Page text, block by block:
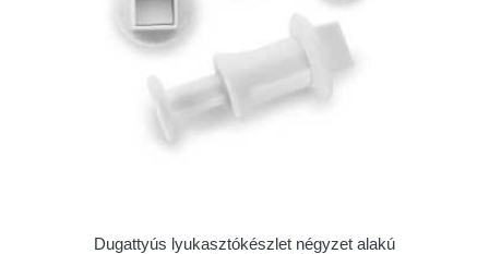
Dugattyús lyukasztókészlet négyzet alakú